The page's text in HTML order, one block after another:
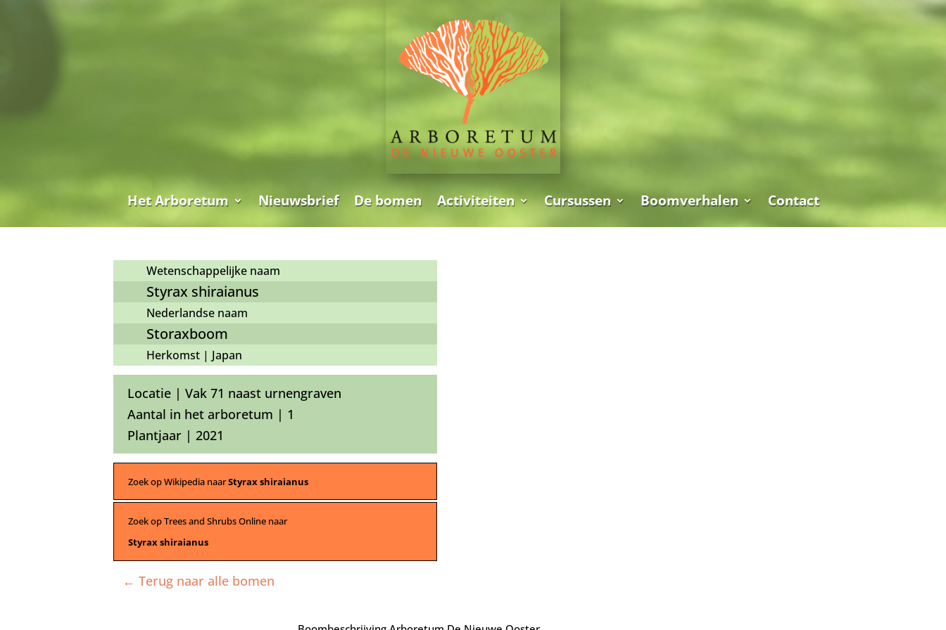
Het Arboretum Nieuwsbrief De bomen Activiteiten Cursussen Boomverhalen Contact
Wetenschappelijke naam
Styrax shiraianus
Nederlandse naam
Storaxboom
Herkomst | Japan
Locatie | Vak 71 naast urnengraven
Aantal in het arboretum | 1
Plantjaar | 2021
Zoek op Wikipedia naarStyrax shiraianus
Zoek op Trees and Shrubs Online naar
Styrax shiraianus
← Terug naar alle bomen